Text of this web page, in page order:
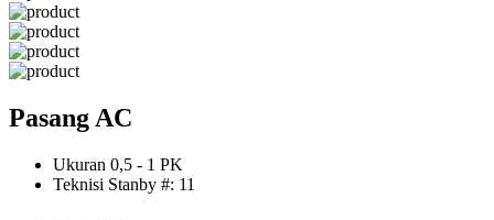
Pasang AC
Ukuran 0,5 - 1 PK
Teknisi Stanby #: 11